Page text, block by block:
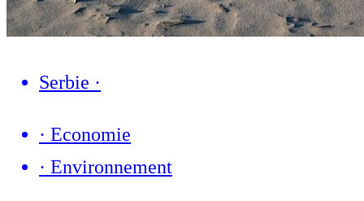
Serbie ·
· Economie
· Environnement